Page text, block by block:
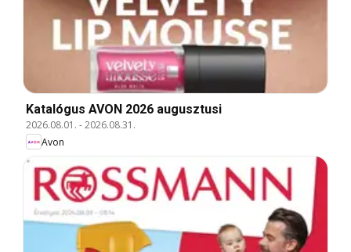
Katalógus AVON 2026 augusztusi
2026.08.01. -2026.08.31.
Avon